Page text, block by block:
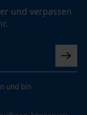
und verpassen
und bin